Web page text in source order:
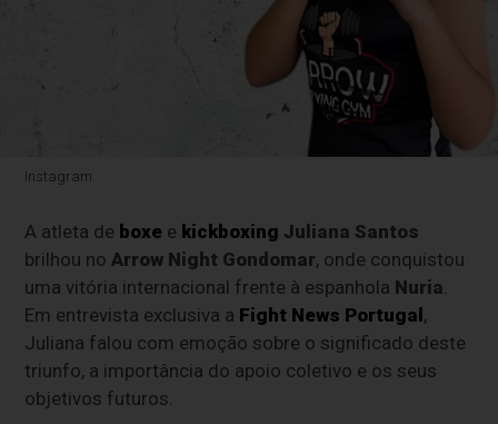
Instagram
A atleta de boxe e kickboxing Juliana Santos
brilhou noArrow Night Gondomar, onde conquistou
uma vitória internacional frente à espanhola Nuria.
Em entrevista exclusiva a Fight News Portugal ,
Juliana falou com emoção sobre o significado deste
triunfo, a importância do apoio coletivo e os seus
objetivos futuros.